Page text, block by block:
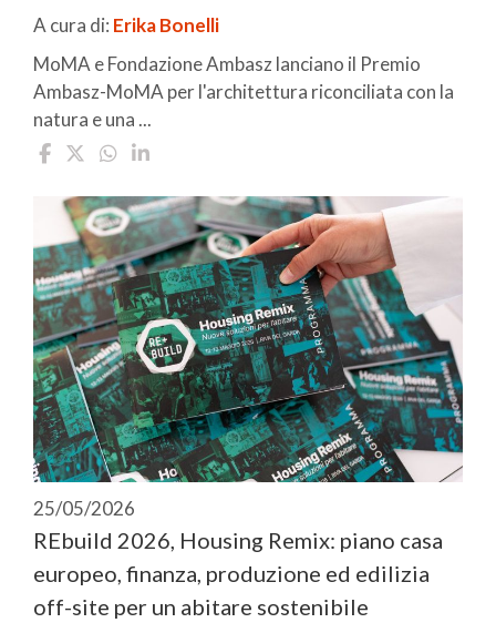
A cura di: Erika Bonelli
MoMA e Fondazione Ambasz lanciano il Premio
Ambasz-MoMA per l'architettura riconciliata con la
natura e una ...
25/05/2026
REbuild 2026, Housing Remix: piano casa
europeo, finanza, produzione ed edilizia
off-site per un abitare sostenibile